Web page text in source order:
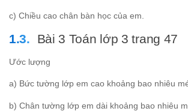
c) Chiều cao chân bàn học của em.
Bài 3 Toán lớp 3 trang 47
Ước lượng
a) Bức tường lớp em cao khoảng bao nhiêu
b) Chân tường lớp em dài khoảng bao nhiêu